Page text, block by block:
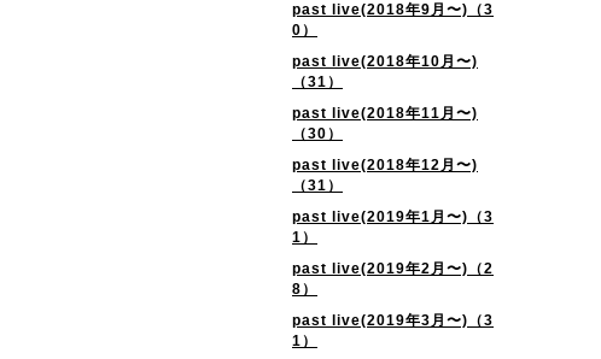
past live(2018年9月〜)（3
0）
past live(2018年10月〜)
（31）
past live(2018年11月〜)
（30）
past live(2018年12月〜)
（31）
past live(2019年1月〜)（3
1）
past live(2019年2月〜)（2
8）
past live(2019年3月〜)（3
1）